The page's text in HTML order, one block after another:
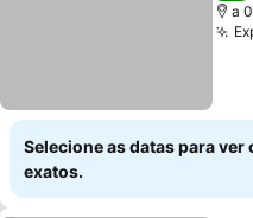
a
Selecione as datas para ver
exatos.